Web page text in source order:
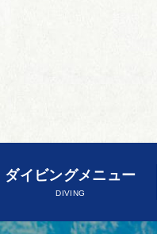
ダイビングメニュー
DIVING